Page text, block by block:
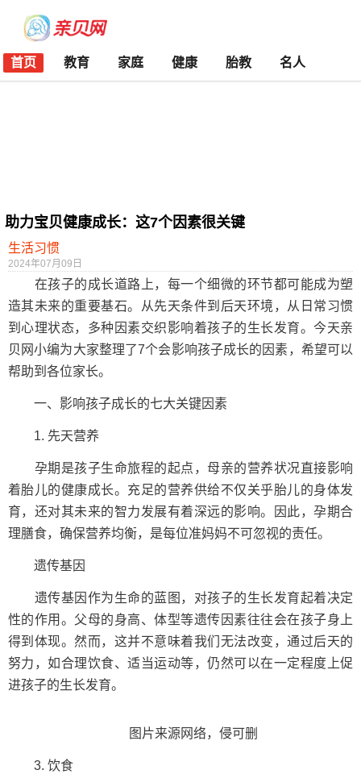
首页 教育 家庭 健康 胎教 名人
助力宝贝健康成长：这7个因素很关键
生活习惯
2024年07月09日
在孩子的成长道路上，每一个细微的环节都可能成为塑
造其未来的重要基石。从先天条件到后天环境，从日常习惯
到心理状态，多种因素交织影响着孩子的生长发育。今天亲
贝网小编为大家整理了7个会影响孩子成长的因素，希望可以
帮助到各位家长。
一、影响孩子成长的七大关键因素
1. 先天营养
孕期是孩子生命旅程的起点，母亲的营养状况直接影响
着胎儿的健康成长。充足的营养供给不仅关乎胎儿的身体发
育，还对其未来的智力发展有着深远的影响。因此，孕期合
理膳食，确保营养均衡，是每位准妈妈不可忽视的责任。
遗传基因
遗传基因作为生命的蓝图，对孩子的生长发育起着决定
性的作用。父母的身高、体型等遗传因素往往会在孩子身上
得到体现。然而，这并不意味着我们无法改变，通过后天的
努力，如合理饮食、适当运动等，仍然可以在一定程度上促
进孩子的生长发育。
图片来源网络，侵可删
3. 饮食